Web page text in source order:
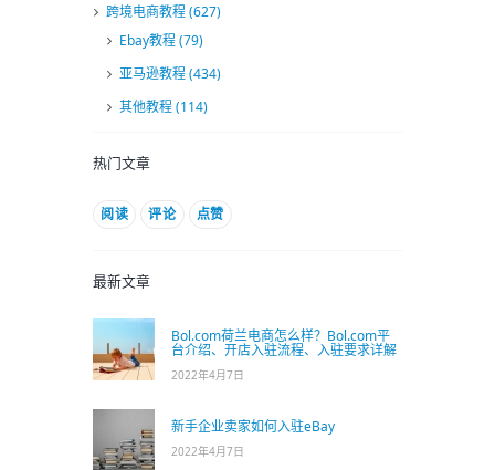
跨境电商教程(627)
Ebay教程(79)
亚马逊教程(434)
其他教程(114)
热门文章
阅读 评论 点赞
最新文章
Bol.com荷兰电商怎么样？Bol.com平
台介绍、开店入驻流程、入驻要求详解
2022年4月7日
新手企业卖家如何入驻eBay
2022年4月7日